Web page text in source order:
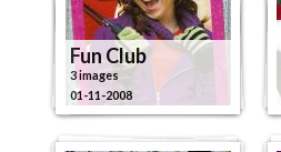
Fun Club
3 images
01-11-2008